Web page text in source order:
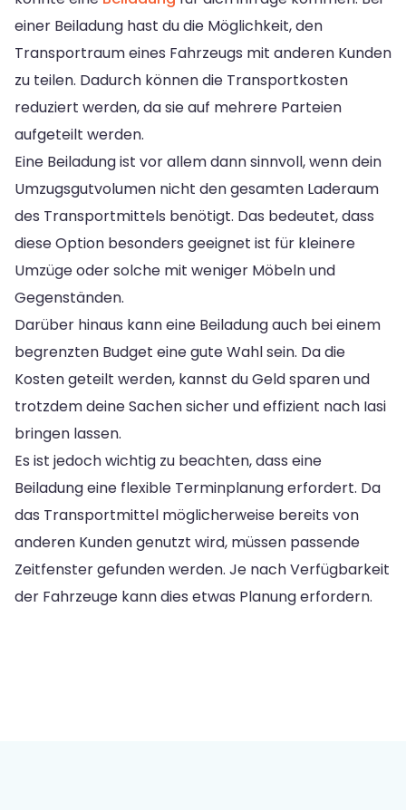
einer Beiladung hast du die Möglichkeit, den
Transportraum eines Fahrzeugs mit anderen Kunden
zu teilen. Dadurch können die Transportkosten
reduziert werden, da sie auf mehrere Parteien
aufgeteilt werden.
Eine Beiladung ist vor allem dann sinnvoll, wenn dein
Umzugsgutvolumen nicht den gesamten Laderaum
des Transportmittels benötigt. Das bedeutet, dass
diese Option besonders geeignet ist für kleinere
Umzüge oder solche mit weniger Möbeln und
Gegenständen.
Darüber hinaus kann eine Beiladung auch bei einem
begrenzten Budget eine gute Wahl sein. Da die
Kosten geteilt werden, kannst du Geld sparen und
trotzdem deine Sachen sicher und effizient nach Iasi
bringen lassen.
Es ist jedoch wichtig zu beachten, dass eine
Beiladung eine flexible Terminplanung erfordert. Da
das Transportmittel möglicherweise bereits von
anderen Kunden genutzt wird, müssen passende
Zeitfenster gefunden werden. Je nach Verfügbarkeit
der Fahrzeuge kann dies etwas Planung erfordern.